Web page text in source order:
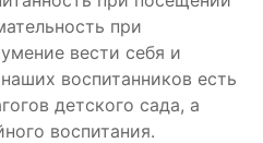
при
вести себя и
воспитанников есть
детского сада, а
воспитания.